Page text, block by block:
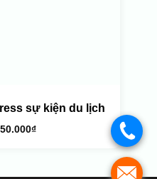
sự kiện du lịch
₫ .
.